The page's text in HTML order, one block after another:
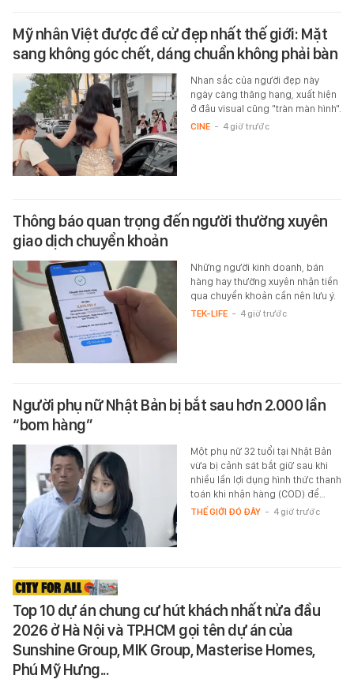
Mỹ nhân Việt được đề cử đẹp nhất thế giới: Mặt
sang không góc chết, dáng chuẩn không phải bàn
Nhan sắc của người đẹp này
ngày càng thăng hạng, xuất hiện
ở đâu visual cũng "tràn màn hình".
CINE - 4 giờ trước
Thông báo quan trọng đến người thường xuyên
giao dịch chuyển khoản
Những người kinh doanh, bán
hàng hay thường xuyên nhận tiền
qua chuyển khoản cần nên lưu ý.
TEK-LIFE - 4 giờ trước
Người phụ nữ Nhật Bản bị bắt sau hơn 2.000 lần
“bom hàng”
Một phụ nữ 32 tuổi tại Nhật Bản
vừa bị cảnh sát bắt giữ sau khi
nhiều lần lợi dụng hình thức thanh
toán khi nhận hàng (COD) để…
THẾ GIỚI ĐÓ ĐÂY - 4 giờ trước
Top 10 dự án chung cư hút khách nhất nửa đầu
2026 ở Hà Nội và TP.HCM gọi tên dự án của
Sunshine Group, MIK Group, Masterise Homes,
Phú Mỹ Hưng...